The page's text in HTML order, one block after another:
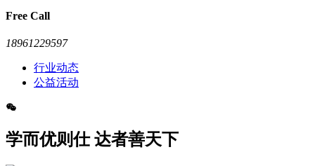
Free Call
18961229597
行业动态
公益活动
学而优则仕 达者善天下